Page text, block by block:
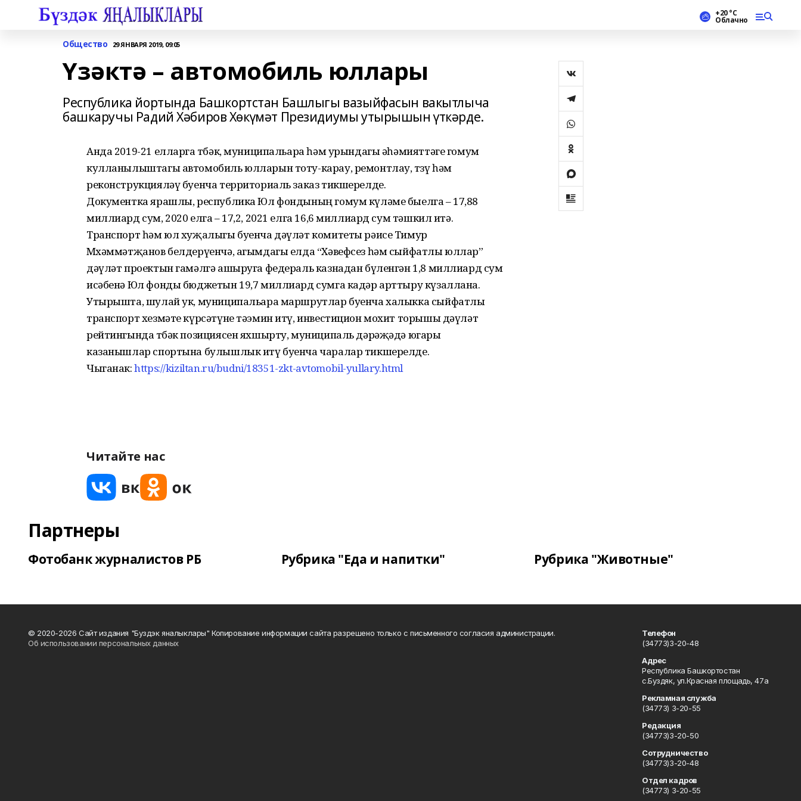
+20 °С
Облачно
Общество 29 ЯНВАРЯ 2019, 09:05
Үзәктә – автомобиль юллары
Республика йортында Башкортстан Башлыгы вазыйфасын вакытлыча
башкаручы Радий Хәбиров Хөкүмәт Президиумы утырышын үткәрде.
Анда 2019-21 елларга төбәк, муниципальара һәм урындагы әһәмияттәге гомум
кулланылыштагы автомобиль юлларын тоту-карау, ремонтлау, төзү һәм
реконструкцияләү буенча территориаль заказ тикшерелде.
Документка ярашлы, республика Юл фондының гомум күләме быелга – 17,88
миллиард сум, 2020 елга – 17,2, 2021 елга 16,6 миллиард сум тәшкил итә.
Транспорт һәм юл хуҗалыгы буенча дәүләт комитеты рәисе Тимур
Мөхәммәтҗанов белдерүенчә, агымдагы елда “Хәвефсез һәм сыйфатлы юллар”
дәүләт проектын гамәлгә ашыруга федераль казнадан бүленгән 1,8 миллиард сум
исәбенә Юл фонды бюджетын 19,7 миллиард сумга кадәр арттыру күзаллана.
Утырышта, шулай ук, муниципальара маршрутлар буенча халыкка сыйфатлы
транспорт хезмәте күрсәтүне тәэмин итү, инвестицион мохит торышы дәүләт
рейтингында төбәк позициясен яхшырту, муниципаль дәрәҗәдә югары
казанышлар спортына булышлык итү буенча чаралар тикшерелде.
Чыганак:https://kiziltan.ru/budni/18351-zkt-avtomobil-yullary.html
Читайте нас
Партнеры
Фотобанк журналистов РБ Рубрика "Еда и напитки" Рубрика "Животные"
© 2020-2026 Сайт издания "Буздэк яналыклары" Копирование информации сайта разрешено только с письменного согласия администрации.
Об использовании персональных данных
Телефон
(34773)3-20-48
Адрес
Республика Башкортостан
с.Буздяк, ул.Красная площадь, 47а
Рекламная служба
(34773) 3-20-55
Редакция
(34773)3-20-50
Сотрудничество
(34773)3-20-48
Отдел кадров
(34773) 3-20-55